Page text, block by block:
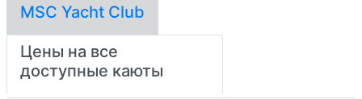
MSC Yacht Club
Цены на все
доступные каюты